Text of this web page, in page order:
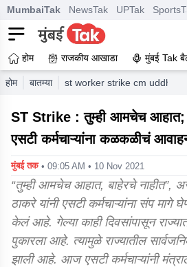
MumbaiTak NewsTak UPTak
होम राजकीय आखाडा मुंबई Tak
होम बातम्या st worker strike cm uddhav
ST Strike : तुम्ही आमचेच आहात;
एसटी कर्मचाऱ्यांना कळकळीचं
मुंबई तक • 09:05 AM • 10 Nov 2021
“तुम्ही आमचेच आहात, बाहेरचे नाहीत”,
ठाकरे यांनी एसटी कर्मचाऱ्यांना संप
केलं आहे. गेल्या काही दिवसांपासून
पुकारला आहे. त्यामुळे राज्यातील
झाली आहे. आज एसटी कर्मचाऱ्यांनी